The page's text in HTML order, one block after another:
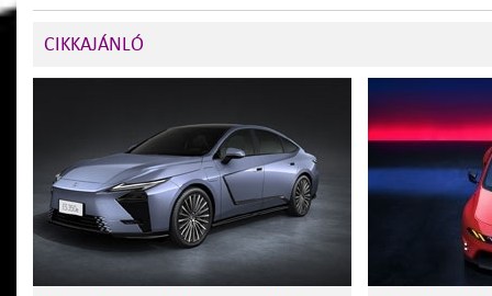
CIKKAJÁNLÓ